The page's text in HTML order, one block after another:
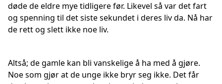
døde de eldre mye tidligere før. Likevel så var det fart
og spenning til det siste sekundet i deres liv da. Nå har
de rett og slett ikke noe liv.
Altså; de gamle kan bli vanskelige å ha med å gjøre.
Noe som gjør at de unge ikke bryr seg ikke. Det får